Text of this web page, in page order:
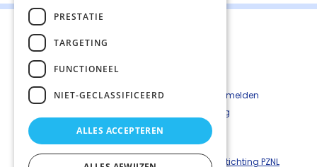
Contact
Kwetsbaarheid melden
Privacyverkaring
Disclaimer
Richtlijnen palliatieve zorg is een uitgave van © Stichting PZNL
PRESTATIE
TARGETING
FUNCTIONEEL
NIET-GECLASSIFICEERD
ALLES ACCEPTEREN